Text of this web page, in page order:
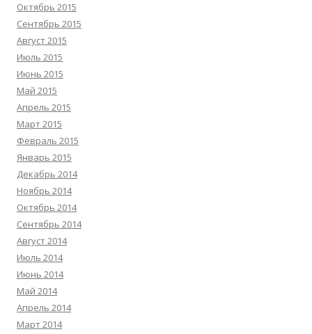
Октябрь 2015
Сентябрь 2015
Август 2015
Июль 2015
Июнь 2015
Май 2015
Апрель 2015
Март 2015
Февраль 2015
Январь 2015
Декабрь 2014
Ноябрь 2014
Октябрь 2014
Сентябрь 2014
Август 2014
Июль 2014
Июнь 2014
Май 2014
Апрель 2014
Март 2014